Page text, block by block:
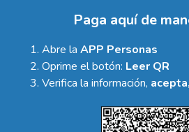
Paga aquí de
Abre la APP Personas
Oprime el botón: Leer QR
Verifica la información,